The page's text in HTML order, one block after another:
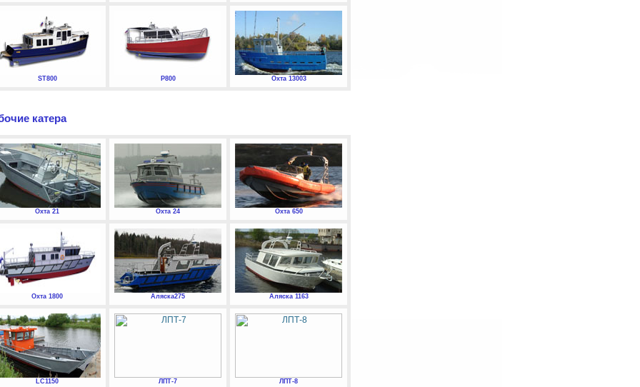
ST800 P800 Охта 13003
катера
Охта 21 Охта 24 Охта 650
Охта 1800 Аляска275 Аляска 1163
LC1150 ЛПТ-7 ЛПТ-8